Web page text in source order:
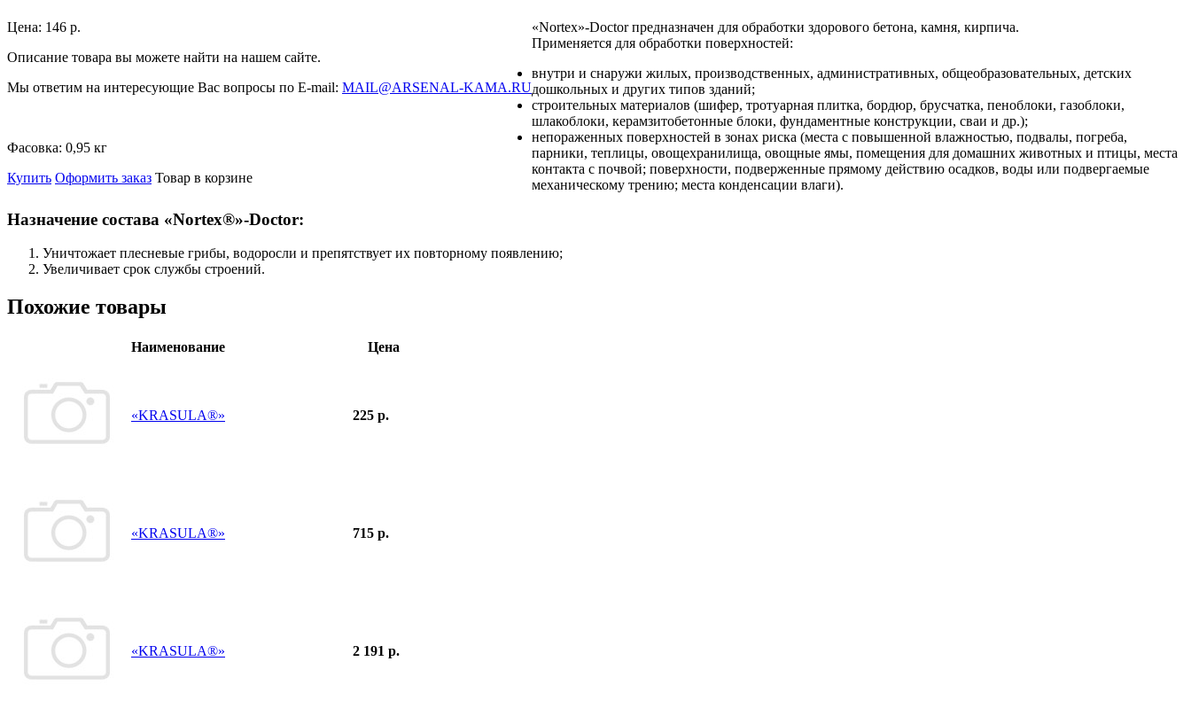
Цена: 146 р.
Описание товара вы можете найти на нашем сайте.
Мы ответим на интересующие Вас вопросы по E-mail: MAIL@ARSENAL-KAMA.RU
Фасовка: 0,95 кг
Купить Оформить заказ Товар в корзине
«Nortex»-Doсtorпредназначен для обработки здорового бетона, камня, кирпича.
Применяется для обработки поверхностей:
внутри и снаружи жилых, производственных, административных, общеобразовательных, детских
дошкольных и других типов зданий;
строительных материалов (шифер, тротуарная плитка, бордюр, брусчатка, пеноблоки, газоблоки,
шлакоблоки, керамзитобетонные блоки, фундаментные конструкции, сваи и др.);
непораженных поверхностей в зонах риска (места с повышенной влажностью, подвалы, погреба,
парники, теплицы, овощехранилища, овощные ямы, помещения для домашних животных и птицы, места
контакта с почвой; поверхности, подверженные прямому действию осадков, воды или подвергаемые
механическому трению; места конденсации влаги).
Назначение состава «Nortex®»-Doctor:
Уничтожает плесневые грибы, водоросли и препятствует их повторному появлению;
Увеличивает срок службы строений.
Похожие товары
Наименование Цена
«KRASULA®» 225 р.
«KRASULA®» 715 р.
«KRASULA®» 2 191 р.